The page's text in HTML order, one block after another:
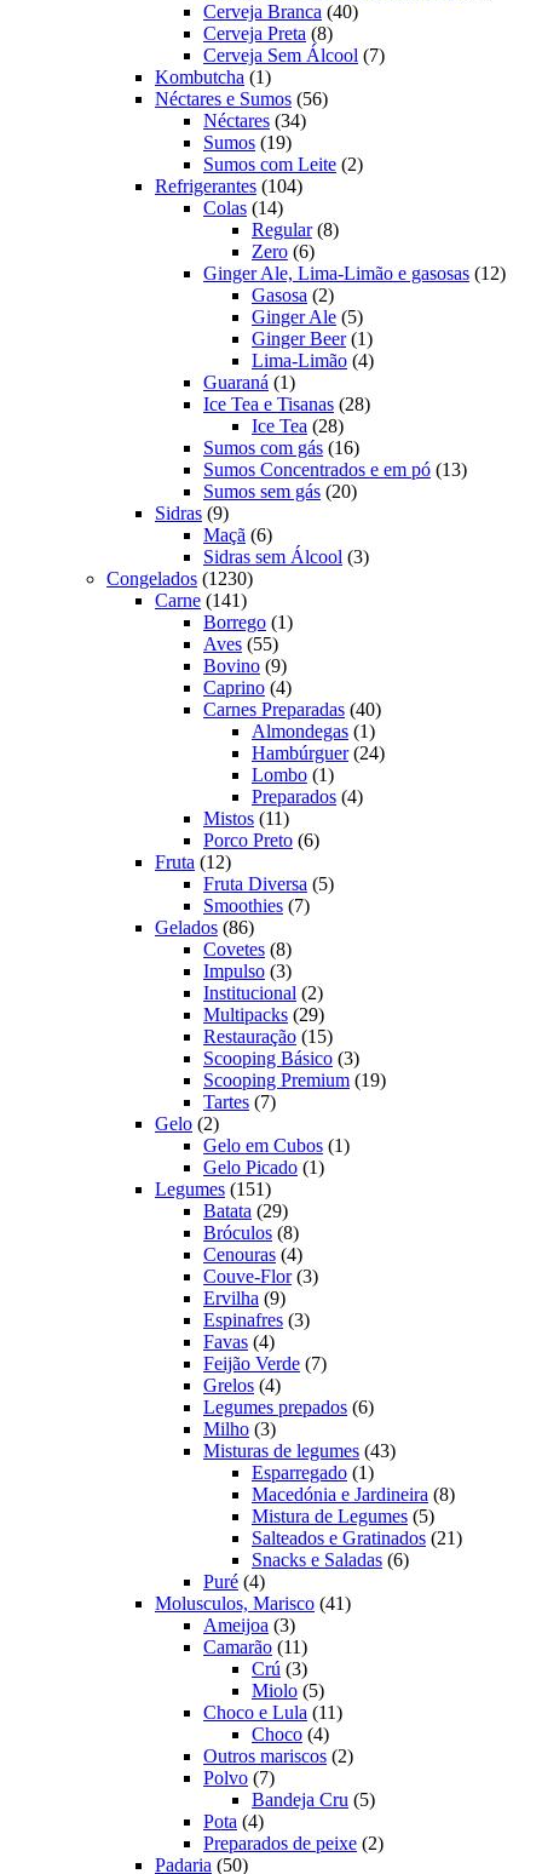
Cerveja Branca 4040
Cerveja Preta 88
produtos
Cerveja Sem Álcool 77
Kombutcha 11
produto
Néctares e Sumos 5656
Néctares 3434
Sumos 1919
produtos
Sumos com Leite 22
Refrigerantes 104104
Colas 1414
produtos
Regular 88
Zero 66
produtos
Ginger Ale, Lima-Limão e gasosas 1212
Gasosa 22
produtos
Ginger Ale 55
produtos
Ginger Beer 11
produto
Lima-Limão 44
Guaraná 11
produto
Ice Tea e Tisanas 2828
Ice Tea 2828
produtos
Sumos com gás 1616
produtos
Sumos Concentrados e em pó 1313
Sumos sem gás 2020
Sidras 99
produtos
Maçã 66
produtos
Sidras sem Álcool 33
Congelados 12301230
produtos
Carne 141141
produtos
Borrego 11
Aves 5555
produtos
Bovino 99
produtos
Caprino 44
produtos
Carnes Preparadas 4040
produtos
Almondegas 11
produto
Hambúrguer 2424
Lombo 11
produto
Preparados 44
Mistos 1111
produtos
Porco Preto 66
Fruta 1212
produtos
Fruta Diversa 55
Smoothies 77
Gelados 8686
produtos
Covetes 88
produtos
Impulso 33
produtos
Institucional 22
produtos
Multipacks 2929
produtos
Restauração 1515
produtos
Scooping Básico 33
produtos
Scooping Premium 1919
Tartes 77
Gelo 22
produtos
Gelo em Cubos 11
Gelo Picado 11
Legumes 151151
produtos
Batata 2929
produtos
Bróculos 88
produtos
Cenouras 44
produtos
Couve-Flor 33
Ervilha 99
produtos
Espinafres 33
Favas 44
produtos
Feijão Verde 77
Grelos 44
produtos
Legumes prepados 66
Milho 33
produtos
Misturas de legumes 4343
Esparregado 11
produto
Macedónia e Jardineira 88
Mistura de Legumes 55
produtos
Salteados e Gratinados 2121
Snacks e Saladas 66
Puré 44
produtos
Molusculos, Marisco 4141
Ameijoa 33
produtos
Camarão 1111
produtos
Crú 33
produtos
Miolo 55
produtos
Choco e Lula 1111
Choco 44
produtos
Outros mariscos 22
Polvo 77
produtos
Bandeja Cru 55
Pota 44
produtos
Preparados de peixe 22
Padaria 5050